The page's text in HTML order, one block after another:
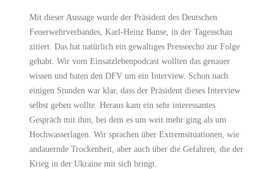
Mit dieser Aussage wurde der Präsident des Deutschen
Feuerwehrverbandes, Karl-Heinz Banse, in der Tagesschau
zitiert. Das hat natürlich ein gewaltiges Presseecho zur Folge
gehabt. Wir vom Einsatzlebenpodcast wollten das genauer
wissen und baten den DFV um ein Interview. Schon nach
einigen Stunden war klar, dass der Präsident dieses Interview
selbst geben wollte. Heraus kam ein sehr interessantes
Gespräch mit ihm, bei dem es um weit mehr ging als um
Hochwasserlagen. Wir sprachen über Extremsituationen, wie
andauernde Trockenheit, aber auch über die Gefahren, die der
Krieg in der Ukraine mit sich bringt.